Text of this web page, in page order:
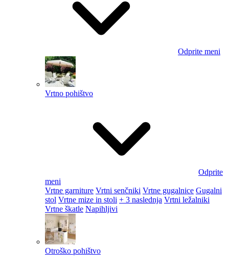
Odprite meni
Vrtno pohištvo
Odprite
meni
Vrtne garniture Vrtni senčniki Vrtne gugalnice Gugalni
stol Vrtne mize in stoli + 3 naslednja Vrtni ležalniki
Vrtne škatle Napihljivi
Otroško pohištvo